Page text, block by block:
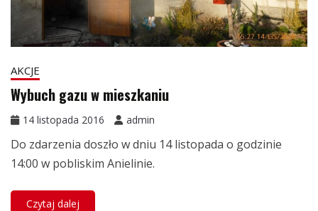
AKCJE
Wybuch gazu w mieszkaniu
14 listopada 2016 admin
Do zdarzenia doszło w dniu 14 listopada o godzinie
14:00 w pobliskim Anielinie.
Czytaj dalej